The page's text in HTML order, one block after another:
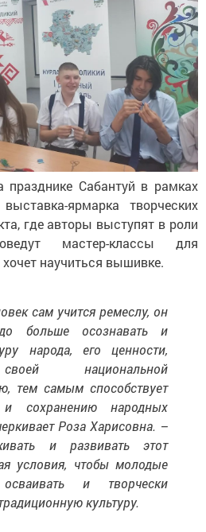
Сабантуй в рамках
ярмарка творческих
где авторы выступят в роли
мастер-классы для
хочет научиться вышивке.
сам учится ремеслу, он
больше осознавать и
народа, его ценности,
национальной
тем самым способствует
и сохранению народных
Роза Харисовна. –
и развивать этот
условия, чтобы молодые
и творчески
культуру.